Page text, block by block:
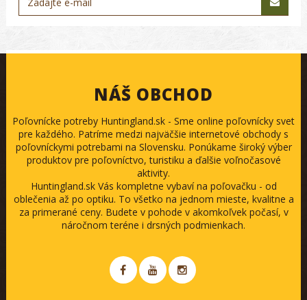
NÁŠ OBCHOD
Poľovnícke potreby Huntingland.sk - Sme online poľovnícky svet
pre každého. Patríme medzi najväčšie internetové obchody s
poľovníckymi potrebami na Slovensku. Ponúkame široký výber
produktov pre poľovníctvo, turistiku a ďalšie voľnočasové
aktivity.
Huntingland.sk Vás kompletne vybaví na poľovačku - od
oblečenia až po optiku. To všetko na jednom mieste, kvalitne a
za primerané ceny. Budete v pohode v akomkoľvek počasí, v
náročnom teréne i drsných podmienkach.